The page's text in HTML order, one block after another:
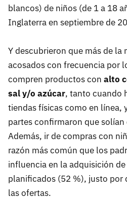
blancos) de niños (de 1 a 18
Inglaterra en septiembre de
Y descubrieron que más de la
acosados con frecuencia por
compren productos con alto
sal y/o azúcar, tanto cuando
tiendas físicas como en línea,
partes confirmaron que
Además, ir de compras con
razón más común que los
influencia en la adquisición
planificados (52 %), justo por
las ofertas.